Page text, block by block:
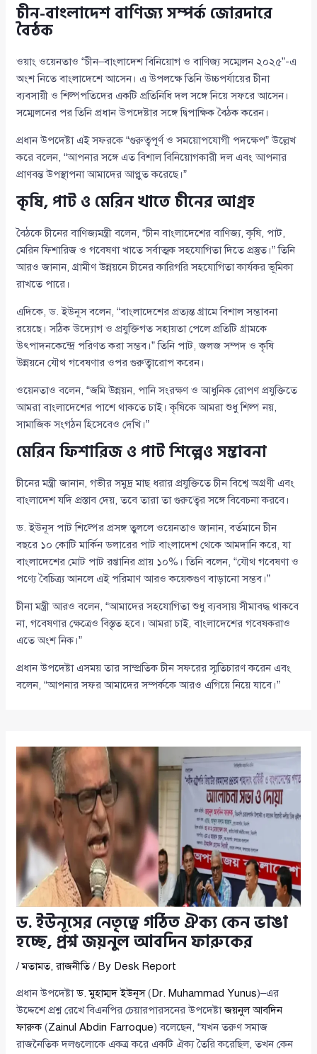
চীন-বাংলাদেশ বাণিজ্য সম্পর্ক জোরদারে
বৈঠক
ওয়াং ওয়েনতাও “চীন–বাংলাদেশ বিনিয়োগ ও বাণিজ্য সম্মেলন ২০২৫”-এ
অংশ নিতে বাংলাদেশে আসেন। এ উপলক্ষে তিনি উচ্চপর্যায়ের চীনা
ব্যবসায়ী ও শিল্পপতিদের একটি প্রতিনিধি দল সঙ্গে নিয়ে সফরে আসেন।
সম্মেলনের পর তিনি প্রধান উপদেষ্টার সঙ্গে দ্বিপাক্ষিক বৈঠক করেন।
প্রধান উপদেষ্টা এই সফরকে “গুরুত্বপূর্ণ ও সময়োপযোগী পদক্ষেপ” উল্লেখ
করে বলেন, “আপনার সঙ্গে এত বিশাল বিনিয়োগকারী দল এবং আপনার
প্রাণবন্ত উপস্থাপনা আমাদের আপ্লুত করেছে।”
কৃষি, পাট ও মেরিন খাতে চীনের আগ্রহ
বৈঠকে চীনের বাণিজ্যমন্ত্রী বলেন, “চীন বাংলাদেশের বাণিজ্য, কৃষি, পাট,
মেরিন ফিশারিজ ও গবেষণা খাতে সর্বাত্মক সহযোগিতা দিতে প্রস্তুত।” তিনি
আরও জানান, গ্রামীণ উন্নয়নে চীনের কারিগরি সহযোগিতা কার্যকর ভূমিকা
রাখতে পারে।
এদিকে, ড. ইউনূস বলেন, “বাংলাদেশের প্রত্যন্ত গ্রামে বিশাল সম্ভাবনা
রয়েছে। সঠিক উদ্যোগ ও প্রযুক্তিগত সহায়তা পেলে প্রতিটি গ্রামকে
উৎপাদনকেন্দ্রে পরিণত করা সম্ভব।” তিনি পাট, জলজ সম্পদ ও কৃষি
উন্নয়নে যৌথ গবেষণার ওপর গুরুত্বারোপ করেন।
ওয়েনতাও বলেন, “জমি উন্নয়ন, পানি সংরক্ষণ ও আধুনিক রোপণ প্রযুক্তিতে
আমরা বাংলাদেশের পাশে থাকতে চাই। কৃষিকে আমরা শুধু শিল্প নয়,
সামাজিক সংগঠন হিসেবেও দেখি।”
মেরিন ফিশারিজ ও পাট শিল্পেও সম্ভাবনা
চীনের মন্ত্রী জানান, গভীর সমুদ্র মাছ ধরার প্রযুক্তিতে চীন বিশ্বে অগ্রণী এবং
বাংলাদেশ যদি প্রস্তাব দেয়, তবে তারা তা গুরুত্বের সঙ্গে বিবেচনা করবে।
ড. ইউনূস পাট শিল্পের প্রসঙ্গ তুললে ওয়েনতাও জানান, বর্তমানে চীন
বছরে ১০ কোটি মার্কিন ডলারের পাট বাংলাদেশ থেকে আমদানি করে, যা
বাংলাদেশের মোট পাট রপ্তানির প্রায় ১০%। তিনি বলেন, “যৌথ গবেষণা ও
পণ্যে বৈচিত্র্য আনলে এই পরিমাণ আরও কয়েকগুণ বাড়ানো সম্ভব।”
চীনা মন্ত্রী আরও বলেন, “আমাদের সহযোগিতা শুধু ব্যবসায় সীমাবদ্ধ থাকবে
না, গবেষণার ক্ষেত্রেও বিস্তৃত হবে। আমরা চাই, বাংলাদেশের গবেষকরাও
এতে অংশ নিক।”
প্রধান উপদেষ্টা এসময় তার সাম্প্রতিক চীন সফরের স্মৃতিচারণ করেন এবং
বলেন, “আপনার সফর আমাদের সম্পর্ককে আরও এগিয়ে নিয়ে যাবে।”
ড. ইউনূসের নেতৃত্বে গঠিত ঐক্য কেন ভাঙা
হচ্ছে, প্রশ্ন জয়নুল আবদিন ফারুকের
/মতামত,রাজনীতি/ By Desk Report
প্রধান উপদেষ্টাড. মুহাম্মদ ইউনূস(Dr. Muhammad Yunus)–এর
উদ্দেশে প্রশ্ন রেখে বিএনপির চেয়ারপারসনের উপদেষ্টাজয়নুল আবদিন
ফারুক(Zainul Abdin Farroque) বলেছেন, “যখন তরুণ সমাজ
রাজনৈতিক দলগুলোকে একত্র করে একটি ঐক্য তৈরি করেছিল, তখন কেন